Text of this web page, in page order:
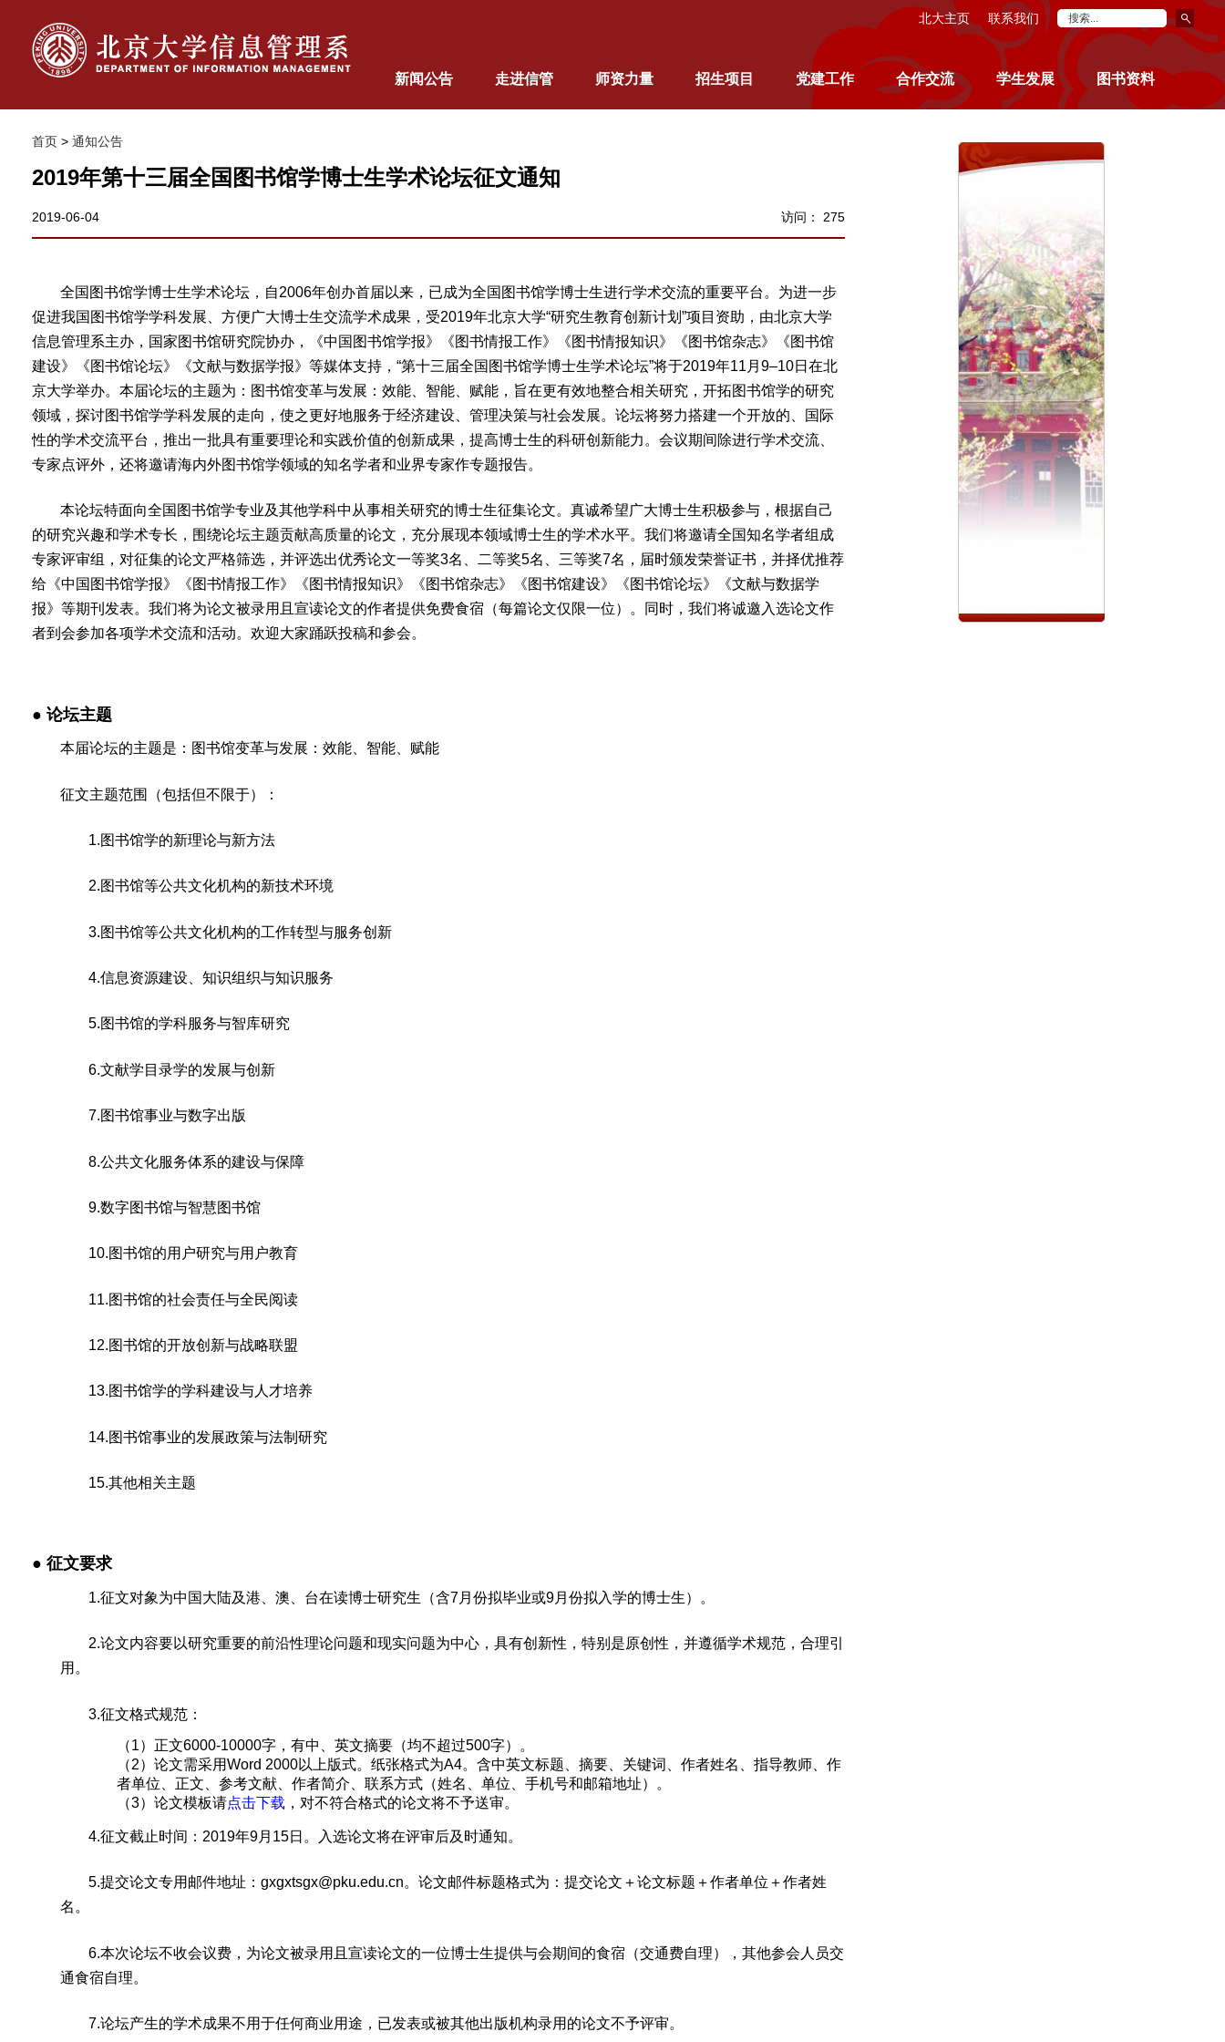
北大主页 联系我们
新闻公告 走进信管 师资力量 招生项目 党建工作 合作交流 学生发展 图书资料
首页> 通知公告
2019年第十三届全国图书馆学博士生学术论坛征文通知
2019-06-04 访问： 275
全国图书馆学博士生学术论坛，自2006年创办首届以来，已成为全国图书馆学博士生进行学术交流的重要平台。为进一步
促进我国图书馆学学科发展、方便广大博士生交流学术成果，受2019年北京大学“研究生教育创新计划”项目资助，由北京大学
信息管理系主办，国家图书馆研究院协办，《中国图书馆学报》《图书情报工作》《图书情报知识》《图书馆杂志》《图书馆
建设》《图书馆论坛》《文献与数据学报》等媒体支持，“第十三届全国图书馆学博士生学术论坛”将于2019年11月9–10日在北
京大学举办。本届论坛的主题为：图书馆变革与发展：效能、智能、赋能，旨在更有效地整合相关研究，开拓图书馆学的研究
领域，探讨图书馆学学科发展的走向，使之更好地服务于经济建设、管理决策与社会发展。论坛将努力搭建一个开放的、国际
性的学术交流平台，推出一批具有重要理论和实践价值的创新成果，提高博士生的科研创新能力。会议期间除进行学术交流、
专家点评外，还将邀请海内外图书馆学领域的知名学者和业界专家作专题报告。
本论坛特面向全国图书馆学专业及其他学科中从事相关研究的博士生征集论文。真诚希望广大博士生积极参与，根据自己
的研究兴趣和学术专长，围绕论坛主题贡献高质量的论文，充分展现本领域博士生的学术水平。我们将邀请全国知名学者组成
专家评审组，对征集的论文严格筛选，并评选出优秀论文一等奖3名、二等奖5名、三等奖7名，届时颁发荣誉证书，并择优推荐
给《中国图书馆学报》《图书情报工作》《图书情报知识》《图书馆杂志》《图书馆建设》《图书馆论坛》《文献与数据学
报》等期刊发表。我们将为论文被录用且宣读论文的作者提供免费食宿（每篇论文仅限一位）。同时，我们将诚邀入选论文作
者到会参加各项学术交流和活动。欢迎大家踊跃投稿和参会。
● 论坛主题
本届论坛的主题是：图书馆变革与发展：效能、智能、赋能
征文主题范围（包括但不限于）：
1.图书馆学的新理论与新方法
2.图书馆等公共文化机构的新技术环境
3.图书馆等公共文化机构的工作转型与服务创新
4.信息资源建设、知识组织与知识服务
5.图书馆的学科服务与智库研究
6.文献学目录学的发展与创新
7.图书馆事业与数字出版
8.公共文化服务体系的建设与保障
9.数字图书馆与智慧图书馆
10.图书馆的用户研究与用户教育
11.图书馆的社会责任与全民阅读
12.图书馆的开放创新与战略联盟
13.图书馆学的学科建设与人才培养
14.图书馆事业的发展政策与法制研究
15.其他相关主题
● 征文要求
1.征文对象为中国大陆及港、澳、台在读博士研究生（含7月份拟毕业或9月份拟入学的博士生）。
2.论文内容要以研究重要的前沿性理论问题和现实问题为中心，具有创新性，特别是原创性，并遵循学术规范，合理引
用。
3.征文格式规范：
（1）正文6000-10000字，有中、英文摘要（均不超过500字）。
（2）论文需采用Word 2000以上版式。纸张格式为A4。含中英文标题、摘要、关键词、作者姓名、指导教师、作
者单位、正文、参考文献、作者简介、联系方式（姓名、单位、手机号和邮箱地址）。
（3）论文模板请点击下载 ，对不符合格式的论文将不予送审。
4.征文截止时间：2019年9月15日。入选论文将在评审后及时通知。
5.提交论文专用邮件地址：gxgxtsgx@pku.edu.cn。论文邮件标题格式为：提交论文＋论文标题＋作者单位＋作者姓
名。
6.本次论坛不收会议费，为论文被录用且宣读论文的一位博士生提供与会期间的食宿（交通费自理），其他参会人员交
通食宿自理。
7.论坛产生的学术成果不用于任何商业用途，已发表或被其他出版机构录用的论文不予评审。